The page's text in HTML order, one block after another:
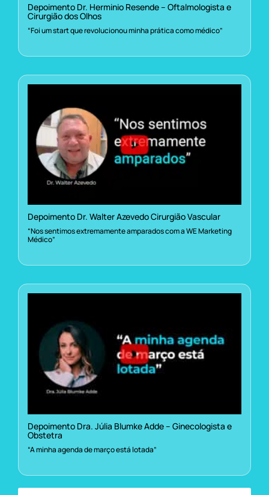
Depoimento Dr. Herminio Resende – Oftalmologista e
Cirurgião dos Olhos
“Foi um start que revolucionou minha prática como médico”
Depoimento Dr. Walter Azevedo Cirurgião Vascular
“Nos sentimos extremamente amparados com a WE Marketing
Médico”
Depoimento Dra. Júlia Blumke Adde – Ginecologista e
Obstetra
“A minha agenda de março está lotada”